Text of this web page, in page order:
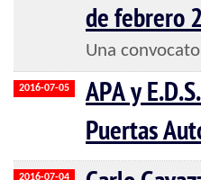
de febrero
Una
2016-07-05
APA y
Puertas
2016-07-04